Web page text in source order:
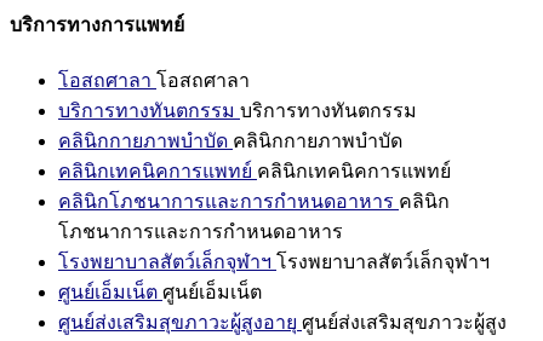
บริการทางการแพทย์
โอสถศาลา โอสถศาลา
บริการทางทันตกรรม บริการทางทันตกรรม
คลินิกกายภาพบำบัด คลินิกกายภาพบำบัด
คลินิกเทคนิคการแพทย์ คลินิกเทคนิคการแพทย์
คลินิกโภชนาการและการกำหนดอาหาร คลินิก
โภชนาการและการกำหนดอาหาร
โรงพยาบาลสัตว์เล็กจุฬาฯ โรงพยาบาลสัตว์เล็กจุฬาฯ
ศูนย์เอ็มเน็ต ศูนย์เอ็มเน็ต
ศูนย์ส่งเสริมสุขภาวะผู้สูงอายุ ศูนย์ส่งเสริมสุขภาวะผู้สูง